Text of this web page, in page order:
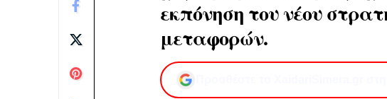
εκπόνηση του νέου
μεταφορών.